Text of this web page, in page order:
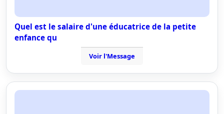
Quel est le salaire d'une éducatrice de la petite
enfance qu
Voir l'Message